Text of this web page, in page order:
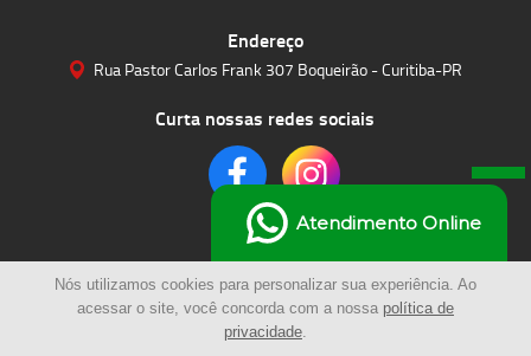
Endereço
Rua Pastor Carlos Frank 307 Boqueirão - Curitiba-PR
Curta nossas redes sociais
© 2023 | Amplitude Soluções Acústicas LTDA | Todos os Direitos Reservados
Atendimento Online
Nós utilizamos cookies para personalizar sua experiência. Ao
acessar o site, você concorda com a nossa política de
privacidade.